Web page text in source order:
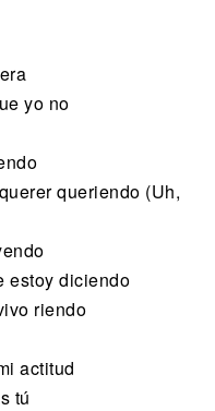
yo no
queriendo (Uh,
estoy diciendo
riendo
actitud
tú